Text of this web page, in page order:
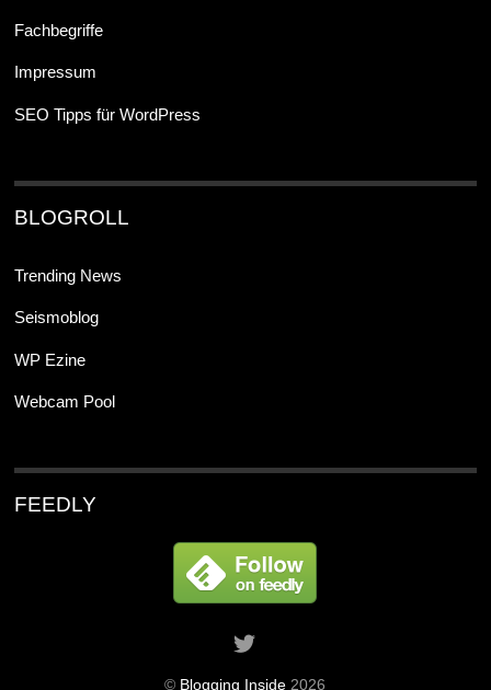
Fachbegriffe
Impressum
SEO Tipps für WordPress
BLOGROLL
Trending News
Seismoblog
WP Ezine
Webcam Pool
FEEDLY
© Blogging Inside 2026